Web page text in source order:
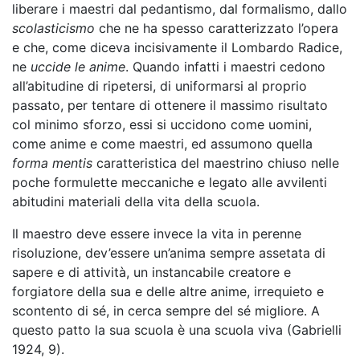
liberare i maestri dal pedantismo, dal formalismo, dallo
scolasticismo che ne ha spesso caratterizzato l’opera
e che, come diceva incisivamente il Lombardo Radice,
ne uccide le anime. Quando infatti i maestri cedono
all’abitudine di ripetersi, di uniformarsi al proprio
passato, per tentare di ottenere il massimo risultato
col minimo sforzo, essi si uccidono come uomini,
come anime e come maestri, ed assumono quella
forma mentis caratteristica del maestrino chiuso nelle
poche formulette meccaniche e legato alle avvilenti
abitudini materiali della vita della scuola.
Il maestro deve essere invece la vita in perenne
risoluzione, dev’essere un’anima sempre assetata di
sapere e di attività, un instancabile creatore e
forgiatore della sua e delle altre anime, irrequieto e
scontento di sé, in cerca sempre del sé migliore. A
questo patto la sua scuola è una scuola viva (Gabrielli
1924, 9).